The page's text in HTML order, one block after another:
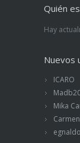
Quién
Hay
Nuevos
ICARO
Mika